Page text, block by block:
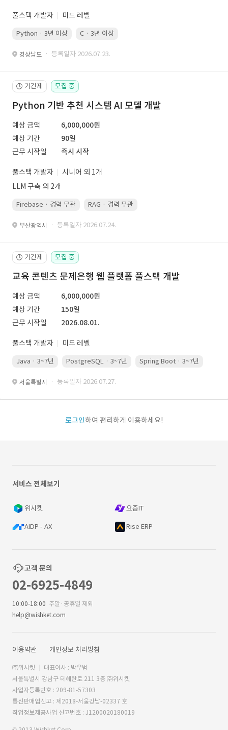
풀스택 개발자 미드 레벨
Python · 3년 이상 C · 3년 이상
경상남도 · 등록일자 2026.07.23.
🕒 기간제 모집 중
Python 기반 추천 시스템 AI 모델 개발
예상 금액
6,000,000원
예상 기간
90일
근무 시작일
즉시 시작
풀스택 개발자
시니어 외 1개
LLM 구축 외 2개
Firebase · 경력 무관 RAG · 경력 무관
부산광역시 · 등록일자 2026.07.24.
🕒 기간제 모집 중
교육 콘텐츠 문제은행 웹 플랫폼 풀스택 개발
예상 금액
6,000,000원
예상 기간
150일
근무 시작일
2026.08.01.
풀스택 개발자 미드 레벨
Java · 3~7년 PostgreSQL · 3~7년 Spring Boot · 3~7년
서울특별시 · 등록일자 2026.07.27.
로그인하여 편리하게 이용하세요!
서비스 전체보기
위시켓 요즘IT
AIDP - AX Rise ERP
고객 문의
02-6925-4849
10:00-18:00 주말·공휴일 제외
help@wishket.com
이용약관 개인정보 처리방침
㈜위시켓
대표이사 : 박우범
서울특별시 강남구 테헤란로 211 3층 ㈜위시켓
사업자등록번호 : 209-81-57303
통신판매업신고 : 제2018-서울강남-02337 호
직업정보제공사업 신고번호 : J1200020180019